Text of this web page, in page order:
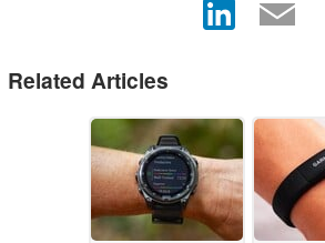
Related Articles